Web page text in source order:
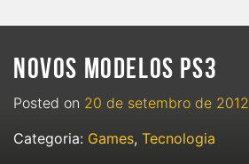
NOVOS MODELOS PS3
Posted on 20 de setembro de 2012
Categoria: Games, Tecnologia